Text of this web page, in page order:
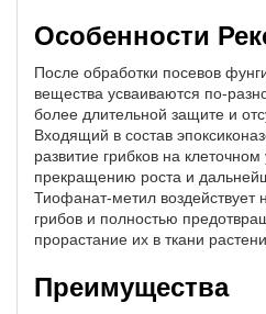
Особенности
После обработки посевов
вещества усваиваются по-
более длительной защите и
Входящий в состав
развитие грибков на
прекращению роста и
Тиофанат-метил воздействует
грибов и полностью
прорастание их в ткани
Преимущества